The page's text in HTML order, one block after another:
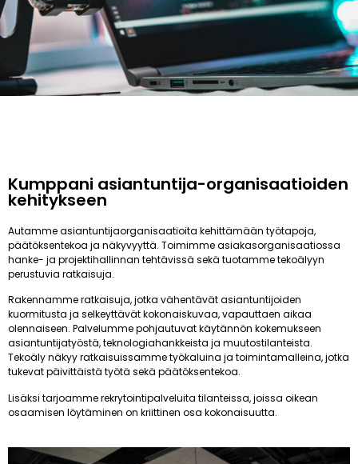
Kumppani asiantuntija-organisaatioiden
kehitykseen
Autamme asiantuntijaorganisaatioita kehittämään työtapoja,
päätöksentekoa ja näkyvyyttä. Toimimme asiakasorganisaatiossa
hanke- ja projektihallinnan tehtävissä sekä tuotamme tekoälyyn
perustuvia ratkaisuja.
Rakennamme ratkaisuja, jotka vähentävät asiantuntijoiden
kuormitusta ja selkeyttävät kokonaiskuvaa, vapauttaen aikaa
olennaiseen. Palvelumme pohjautuvat käytännön kokemukseen
asiantuntijatyöstä, teknologiahankkeista ja muutostilanteista.
Tekoäly näkyy ratkaisuissamme työkaluina ja toimintamalleina, jotka
tukevat päivittäistä työtä sekä päätöksentekoa.
Lisäksi tarjoamme rekrytointipalveluita tilanteissa, joissa oikean
osaamisen löytäminen on kriittinen osa kokonaisuutta.